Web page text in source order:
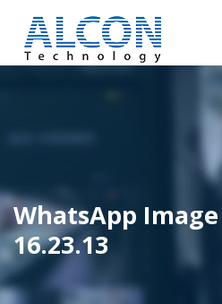
產品及服務
工程個案
聯絡我們
WhatsApp Image
16.23.13